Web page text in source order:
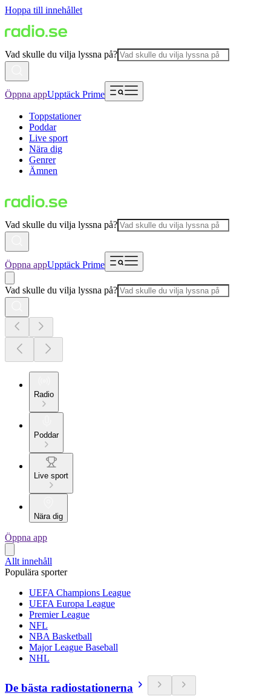
Hoppa till innehållet
Vad skulle du vilja lyssna på?
Öppna appUpptäck Prime
Toppstationer
Poddar
Live sport
Nära dig
Genrer
Ämnen
Vad skulle du vilja lyssna på?
Öppna appUpptäck Prime
Vad skulle du vilja lyssna på?
Radio
Poddar
Live sport
Nära dig
Öppna app
Allt innehåll
Populära sporter
UEFA Champions League
UEFA Europa League
Premier League
NFL
NBA Basketball
Major League Baseball
NHL
De bästa radiostationerna